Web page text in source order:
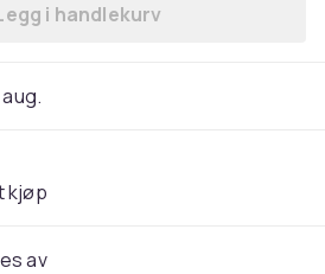
Legg Lerretsbilde / Bilde -
i handlekurv
aug.
kjøp
av